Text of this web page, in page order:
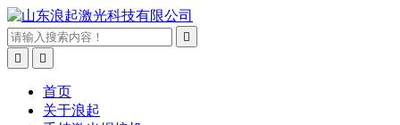



首页
关于浪起